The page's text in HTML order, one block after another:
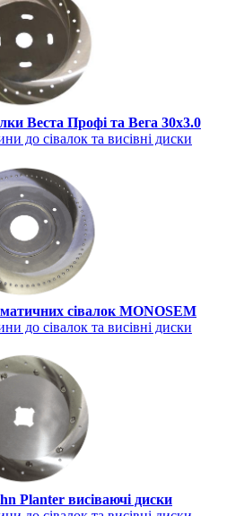
Веста Профі та Вега 30х3.0
до сівалок та висівні диски
сівалок MONOSEM
до сівалок та висівні диски
Planter висіваючі диски